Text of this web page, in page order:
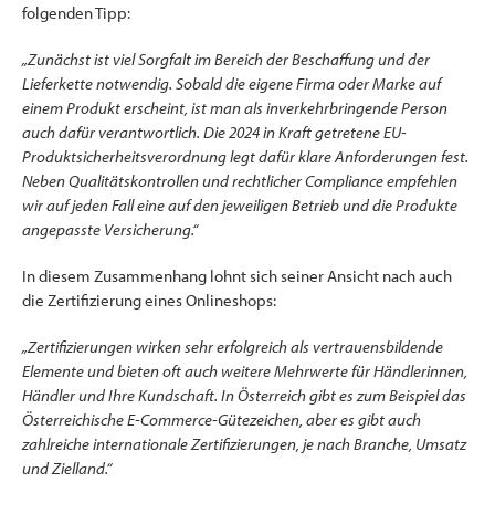
folgenden Tipp:
„Zunächst ist viel Sorgfalt im Bereich der Beschaffung und der
Lieferkette notwendig. Sobald die eigene Firma oder Marke auf
einem Produkt erscheint, ist man als inverkehrbringende Person
auch dafür verantwortlich. Die 2024 in Kraft getretene EU-
Produktsicherheitsverordnung legt dafür klare Anforderungen fest.
Neben Qualitätskontrollen und rechtlicher Compliance empfehlen
wir auf jeden Fall eine auf den jeweiligen Betrieb und die Produkte
angepasste Versicherung.“
In diesem Zusammenhang lohnt sich seiner Ansicht nach auch
die Zertifizierung eines Onlineshops:
„Zertifizierungen wirken sehr erfolgreich als vertrauensbildende
Elemente und bieten oft auch weitere Mehrwerte für Händlerinnen,
Händler und Ihre Kundschaft. In Österreich gibt es zum Beispiel das
Österreichische E-Commerce-Gütezeichen, aber es gibt auch
zahlreiche internationale Zertifizierungen, je nach Branche, Umsatz
und Zielland.“